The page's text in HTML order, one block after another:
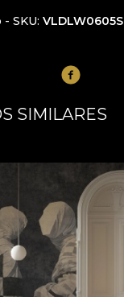
SKU VLDLW0605S
SIMILARES